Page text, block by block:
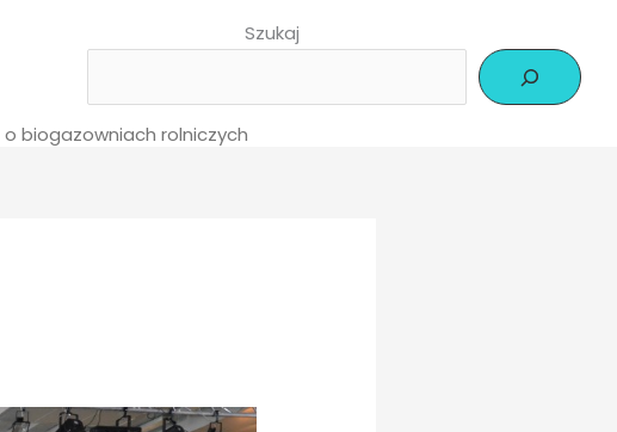
Szukaj
biogazowniach rolniczych